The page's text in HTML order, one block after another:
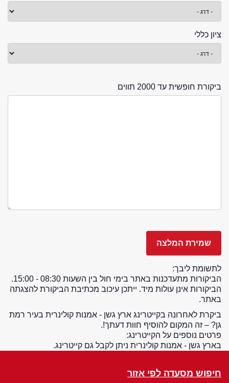
ציון כללי
ביקורת חופשית עד 2000 תווים
לתשומת ליבך:
הביקורות מתעדכנות באתר בימי חול בין השעות 08:30 - 15:00.
הביקורות אינן עולות מיד. ייתכן עיכוב מכתיבת הביקורת להצגתה
באתר.
ביקרת לאחרונה בקייטרינג ארץ גשן - אמנות קולינרית בעיר רמת
גן? – זה המקום להוסיף חוות דעתך!.
פרטים נוספים על הקייטרינג:
בארץ גשן - אמנות קולינרית ניתן לקבל גם קייטרינג.
חיפוש מסעדה לפי אזור